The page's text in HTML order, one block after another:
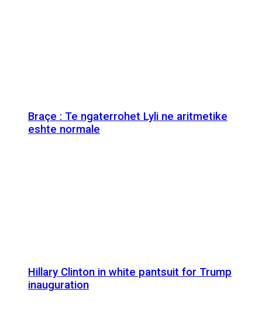
Braçe : Te ngaterrohet Lyli ne aritmetike
eshte normale
Hillary Clinton in white pantsuit for Trump
inauguration